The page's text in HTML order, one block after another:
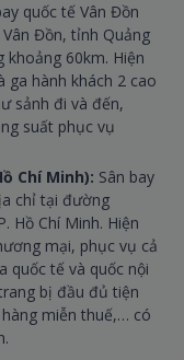
quốc tế Vân Đồn
Đồn, tỉnh Quảng
khoảng 60km. Hiện
ga hành khách 2 cao
sảnh đi và đến,
suất phục vụ
Chí Minh): Sân bay
chỉ tại đường
Hồ Chí Minh. Hiện
mại, phục vụ cả
quốc tế và quốc nội
bị đầu đủ tiện
miễn thuế,… có